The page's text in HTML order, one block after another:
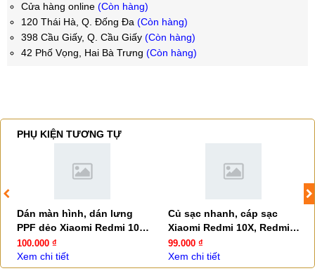
Cửa hàng online (Còn hàng)
120 Thái Hà, Q. Đống Đa (Còn hàng)
398 Cầu Giấy, Q. Cầu Giấy (Còn hàng)
42 Phố Vọng, Hai Bà Trưng (Còn hàng)
PHỤ KIỆN TƯƠNG TỰ
Dán màn hình, dán lưng
PPF dẻo Xiaomi Redmi 10X,
Redmi 10X 5G
100.000 ₫
Xem chi tiết
Củ sạc nhanh, cáp sạc
Xiaomi Redmi 10X, Redmi
10X 5G
99.000 ₫
Xem chi tiết